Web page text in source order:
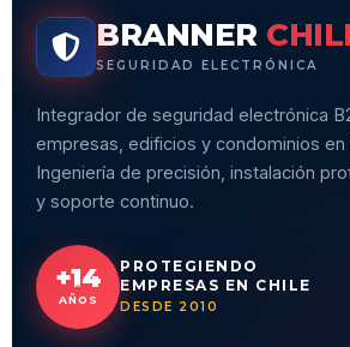
BRANNER
SEGURIDAD ELECTRÓNICA
Integrador de seguridad electrónica
empresas, edificios y condominios en
Ingeniería de precisión, instalación
y soporte continuo.
+14
AÑOS
PROTEGIENDO
EMPRESAS EN CHILE
DESDE 2010